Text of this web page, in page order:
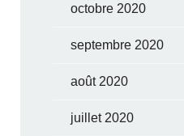
octobre 2020
septembre 2020
août 2020
juillet 2020